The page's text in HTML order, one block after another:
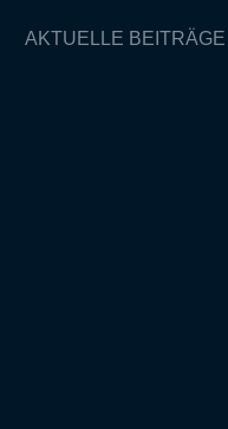
AKTUELLE BEITRÄGE